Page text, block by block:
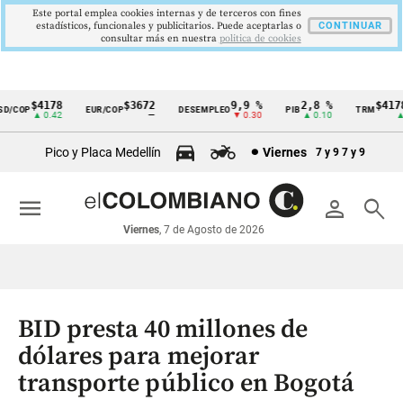
Cintillo
económicos
Colombia
$4178
▲ 0.42
EUR/COP$3672 DESEMPLEO 9,9 %
▼ 0.30
PIB2,8 %
▲ 0.10
TRM
▲
Pico y Placa Medellín Viernes 7 y 9 7 y 9
person search
Viernes, 7 de Agosto de 2026
menu
BID presta 40 millones de
dólares para mejorar
transporte público en Bogotá
Este portal emplea cookies internas y de terceros con fines
estadísticos, funcionales y publicitarios. Puede aceptarlas o
consultar más en nuestra politica de cookies
CONTINUAR